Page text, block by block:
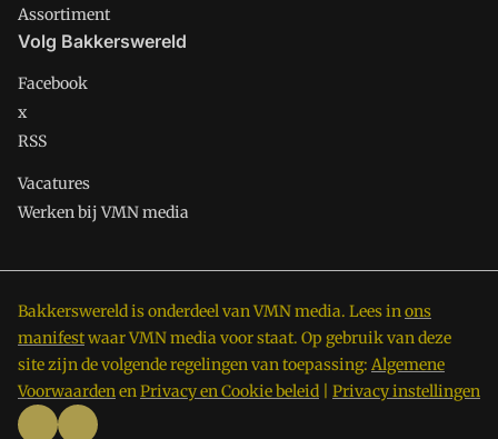
Assortiment
Volg Bakkerswereld
Facebook
x
RSS
Vacatures
Werken bij VMN media
Bakkerswereld is onderdeel van VMN media. Lees inons
manifestwaar VMN media voor staat. Op gebruik van deze
site zijn de volgende regelingen van toepassing: Algemene
VoorwaardenenPrivacy en Cookie beleid Privacy instellingen